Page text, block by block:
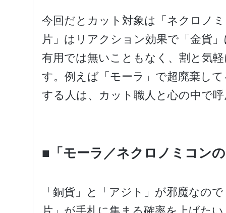
今回だとカット対象は「ネクロノ
片」はリアクション効果で「金貨
有用では無いこともなく、割と気
す。例えば「モーラ」で超廃棄し
する人は、カット職人と心の中で
■「モーラ／ネクロノミコン
「銅貨」と「アジト」が邪魔なの